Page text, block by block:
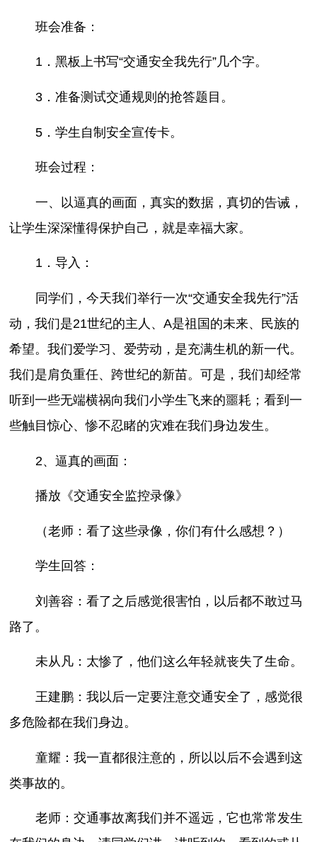
班会准备：
1．黑板上书写“交通安全我先行”几个字。
3．准备测试交通规则的抢答题目。
5．学生自制安全宣传卡。
班会过程：
一、以逼真的画面，真实的数据，真切的告诫，
让学生深深懂得保护自己，就是幸福大家。
1．导入：
同学们，今天我们举行一次“交通安全我先行”活
动，我们是21世纪的主人、A是祖国的未来、民族的
希望。我们爱学习、爱劳动，是充满生机的新一代。
我们是肩负重任、跨世纪的新苗。可是，我们却经常
听到一些无端横祸向我们小学生飞来的噩耗；看到一
些触目惊心、惨不忍睹的灾难在我们身边发生。
2、逼真的画面：
播放《交通安全监控录像》
（老师：看了这些录像，你们有什么感想？）
学生回答：
刘善容：看了之后感觉很害怕，以后都不敢过马
路了。
未从凡：太惨了，他们这么年轻就丧失了生命。
王建鹏：我以后一定要注意交通安全了，感觉很
多危险都在我们身边。
童耀：我一直都很注意的，所以以后不会遇到这
类事故的。
老师：交通事故离我们并不遥远，它也常常发生